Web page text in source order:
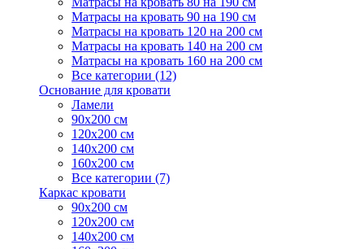
Матрасы на кровать 90 на 190 см
Матрасы на кровать 120 на 200 см
Матрасы на кровать 140 на 200 см
Матрасы на кровать 160 на 200 см
Все категории (12)
Основание для кровати
Ламели
90х200 см
120х200 см
140х200 см
160х200 см
Все категории (7)
Каркас кровати
90х200 см
120х200 см
140х200 см